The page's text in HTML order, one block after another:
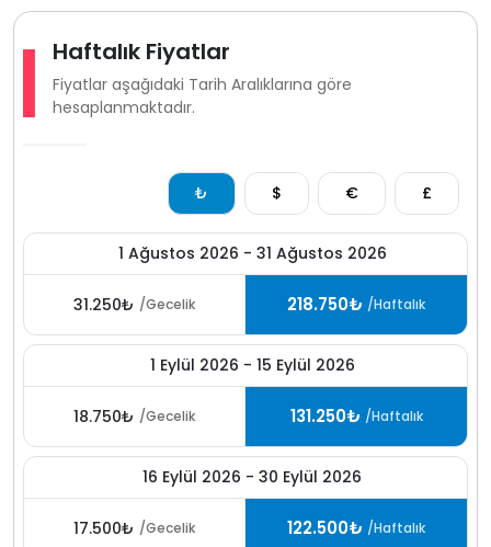
Haftalık Fiyatlar
Fiyatlar aşağıdaki Tarih Aralıklarına göre
hesaplanmaktadır.
₺ $ € £
1 Ağustos 2026 - 31 Ağustos 2026
31.250₺ /Gecelik 218.750₺ /Haftalık
1 Eylül 2026 - 15 Eylül 2026
18.750₺ /Gecelik 131.250₺ /Haftalık
16 Eylül 2026 - 30 Eylül 2026
17.500₺ /Gecelik 122.500₺ /Haftalık